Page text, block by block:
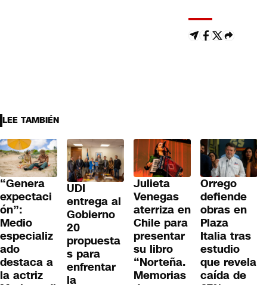
LEE TAMBIÉN
“Genera
expectaci
ón”:
Medio
especializ
ado
destaca a
la actriz
UDI
entrega al
Gobierno
20
propuesta
s para
enfrentar
la
Julieta
Venegas
aterriza en
Chile para
presentar
su libro
“Norteña.
Memorias
Orrego
defiende
obras en
Plaza
Italia tras
estudio
que revela
caída de